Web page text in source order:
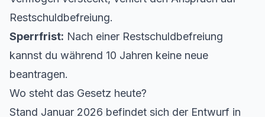
Restschuldbefreiung.
Sperrfrist: Nach einer Restschuldbefreiung
kannst du während 10 Jahren keine neue
beantragen.
Wo steht das Gesetz heute?
Stand Januar 2026 befindet sich der Entwurf in